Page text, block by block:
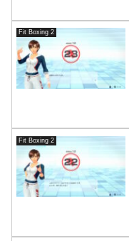
Fit Boxing 2
Fit Boxing 2